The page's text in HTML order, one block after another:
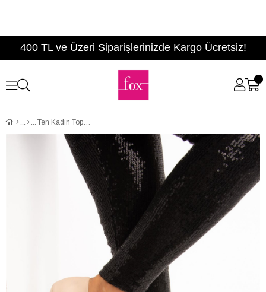
400 TL ve Üzeri Siparişlerinizde Kargo Ücretsiz!
Ten Kadın Topuklu Ayakkabı E340110009